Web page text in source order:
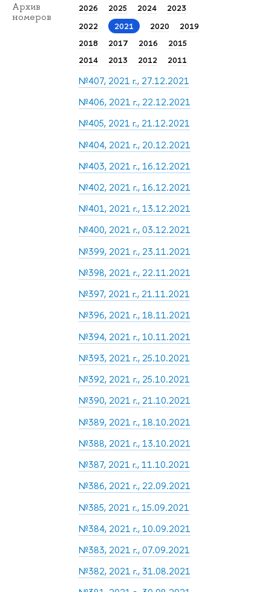
Архив
номеров
2026 2025 2024
2023
2022
2021 2020
2019
2018
2017 2016
2015
2014
2013 2012 2011
№407, 2021 г., 27.12.2021
№406, 2021 г., 22.12.2021
№405, 2021 г., 21.12.2021
№404, 2021 г., 20.12.2021
№403, 2021 г., 16.12.2021
№402, 2021 г., 16.12.2021
№401, 2021 г., 13.12.2021
№400, 2021 г., 03.12.2021
№399, 2021 г., 23.11.2021
№398, 2021 г., 22.11.2021
№397, 2021 г., 21.11.2021
№396, 2021 г., 18.11.2021
№394, 2021 г., 10.11.2021
№393, 2021 г., 25.10.2021
№392, 2021 г., 25.10.2021
№390, 2021 г., 21.10.2021
№389, 2021 г., 18.10.2021
№388, 2021 г., 13.10.2021
№387, 2021 г., 11.10.2021
№386, 2021 г., 22.09.2021
№385, 2021 г., 15.09.2021
№384, 2021 г., 10.09.2021
№383, 2021 г., 07.09.2021
№382, 2021 г., 31.08.2021